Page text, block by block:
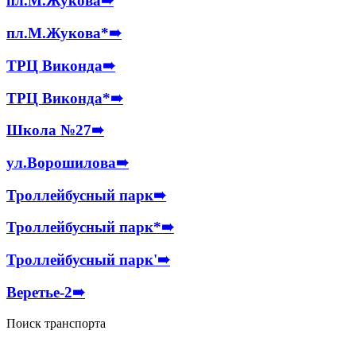
пл.М.Жукова*➠
ТРЦ Виконда➠
ТРЦ Виконда*➠
Школа №27➠
ул.Ворошилова➠
Троллейбусный парк➠
Троллейбусный парк*➠
Троллейбусный парк'➠
Веретье-2➠
Поиск транспорта